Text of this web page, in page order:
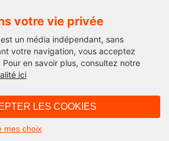
votre vie privée
un média indépendant, sans
votre navigation, vous acceptez
Pour en savoir plus, consultez notre
ici
LES COOKIES
mes choix
ce aux restaurants de